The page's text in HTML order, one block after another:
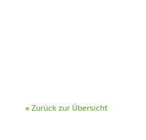
« Zurück zur Übersicht